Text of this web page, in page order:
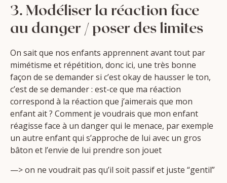
3. Modéliser la réaction face
au danger / poser des limites
On sait que nos enfants apprennent avant tout par
mimétisme et répétition, donc ici, une très bonne
façon de se demander si c’est okay de hausser le ton,
c’est de se demander : est-ce que ma réaction
correspond à la réaction que j’aimerais que mon
enfant ait ? Comment je voudrais que mon enfant
réagisse face à un danger qui le menace, par exemple
un autre enfant qui s’approche de lui avec un gros
bâton et l’envie de lui prendre son jouet
—> on ne voudrait pas qu’il soit passif et juste “gentil”